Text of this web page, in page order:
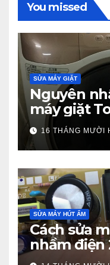
You missed
SỬA MÁY GIẶT
Nguyên
máy giặt
từ A – Z
16 THÁNG MƯỜI
SỬA MÁY HÚT ẨM
Cách sửa
nhầm điện
Z